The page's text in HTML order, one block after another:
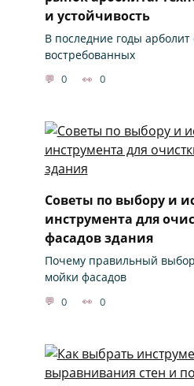
и устойчивость
В последние годы
востребованных
0 0
Советы по выбору и
инструмента для
фасадов здания
Почему правильный
мойки фасадов
0 0